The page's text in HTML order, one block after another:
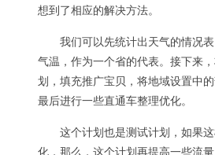
想到了相应的解决方法。
我们可以先统计出天气的情况
气温，作为一个省的代表。接下来
划，填充推广宝贝，将地域设置中
最后进行一些直通车整理优化。
这个计划也是测试计划，如果
化，那么，这个计划再提高一些流